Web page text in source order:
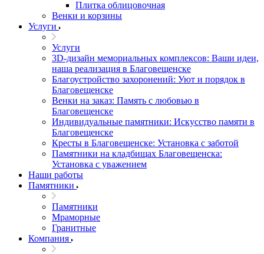
Плитка облицовочная
Венки и корзины
Услуги
Услуги
3D-дизайн мемориальных комплексов: Ваши идеи,
наша реализация в Благовещенске
Благоустройство захоронений: Уют и порядок в
Благовещенске
Венки на заказ: Память с любовью в
Благовещенске
Индивидуальные памятники: Искусство памяти в
Благовещенске
Кресты в Благовещенске: Установка с заботой
Памятники на кладбищах Благовещенска:
Установка с уважением
Наши работы
Памятники
Памятники
Мраморные
Гранитные
Компания